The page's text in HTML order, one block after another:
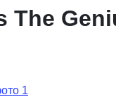
The